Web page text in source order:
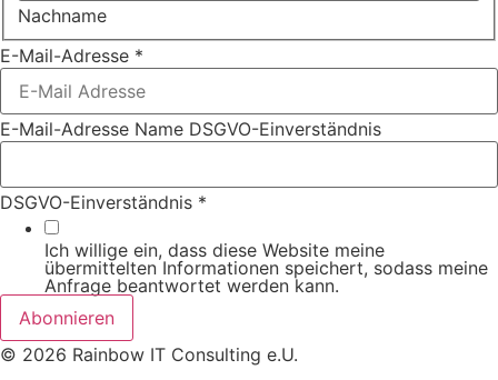
Nachname
E-Mail-Adresse *
E-Mail-Adresse Name DSGVO-Einverständnis
DSGVO-Einverständnis *
Ich willige ein, dass diese Website meine
übermittelten Informationen speichert, sodass meine
Anfrage beantwortet werden kann.
Abonnieren
© 2026 Rainbow IT Consulting e.U.